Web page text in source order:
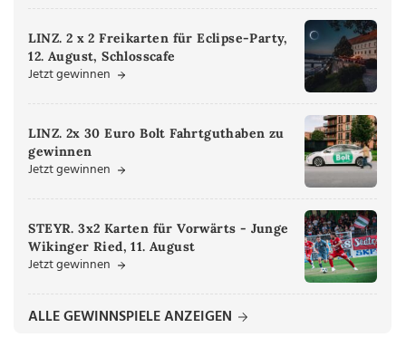
LINZ. 2 x 2 Freikarten für Eclipse-Party,
12. August, Schlosscafe
Jetzt gewinnen
LINZ. 2x 30 Euro Bolt Fahrtguthaben zu
gewinnen
Jetzt gewinnen
STEYR. 3x2 Karten für Vorwärts - Junge
Wikinger Ried, 11. August
Jetzt gewinnen
ALLE GEWINNSPIELE ANZEIGEN